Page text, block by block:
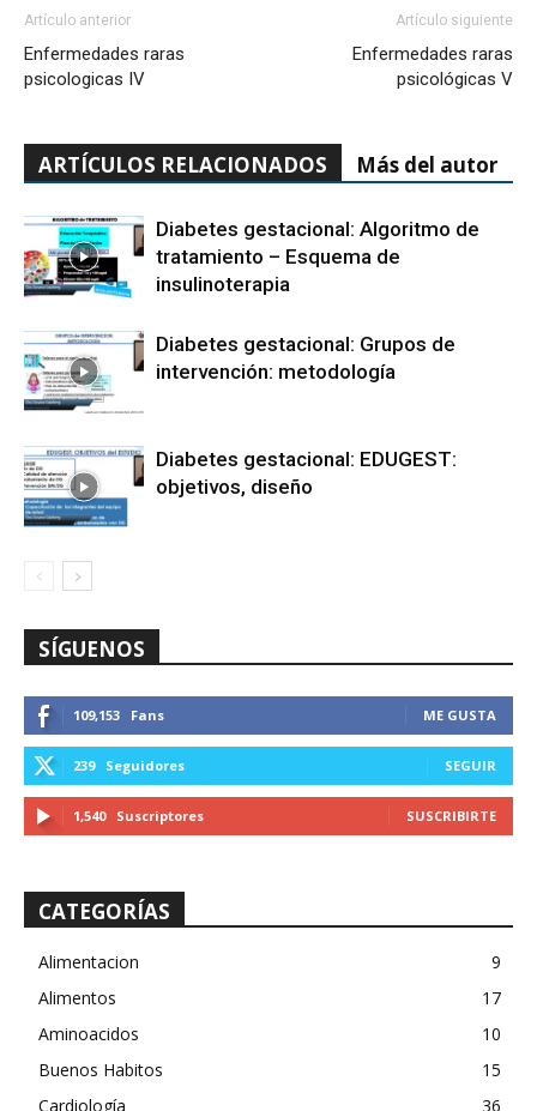
Artículo anterior
Enfermedades raras
psicologicas IV
Artículo siguiente
Enfermedades raras
psicológicas V
ARTÍCULOS RELACIONADOS Más del autor
Diabetes gestacional: Algoritmo de
tratamiento – Esquema de
insulinoterapia
Diabetes gestacional: Grupos de
intervención: metodología
Diabetes gestacional: EDUGEST:
objetivos, diseño
SÍGUENOS
109,153 Fans ME GUSTA
239 Seguidores SEGUIR
1,540 Suscriptores SUSCRIBIRTE
CATEGORÍAS
Alimentacion
9
Alimentos
17
Aminoacidos
10
Buenos Habitos
15
Cardiología
36